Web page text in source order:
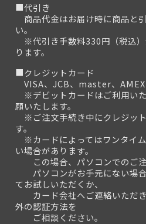
■代引き
商品代金はお届け時に商品と
い。
※代引き手数料330円（税込）
ります。
■クレジットカード
VISA、JCB、master、AMEX
※デビットカードはご利用い
願いたします。
※ご注文手続き中にクレジッ
す。
※カードによってはワンタイ
い場合があります。
この場合、パソコンでのご注
パソコンがお手元にない場合
てお試しいただくか、
カード会社へご連絡いただき
外の認証方法を
ご相談ください。